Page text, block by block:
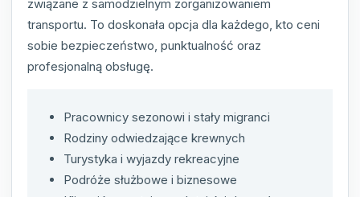
związane z samodzielnym zorganizowaniem
transportu. To doskonała opcja dla każdego, kto ceni
sobie bezpieczeństwo, punktualność oraz
profesjonalną obsługę.
Pracownicy sezonowi i stały migranci
Rodziny odwiedzające krewnych
Turystyka i wyjazdy rekreacyjne
Podróże służbowe i biznesowe